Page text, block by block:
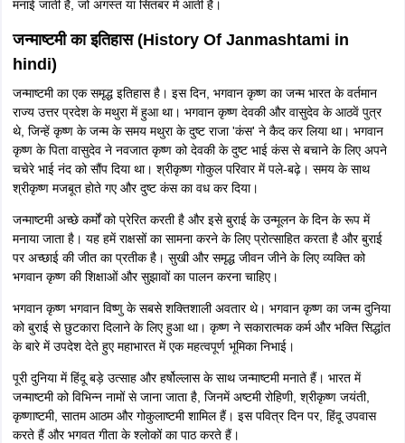
मनाई जाती है, जो अगस्त या सितंबर में आती है।
जन्माष्टमी का इतिहास (History Of Janmashtami in
hindi)
जन्माष्टमी का एक समृद्ध इतिहास है। इस दिन, भगवान कृष्ण का जन्म भारत के वर्तमान
राज्य उत्तर प्रदेश के मथुरा में हुआ था। भगवान कृष्ण देवकी और वासुदेव के आठवें पुत्र
थे, जिन्हें कृष्ण के जन्म के समय मथुरा के दुष्ट राजा 'कंस' ने कैद कर लिया था। भगवान
कृष्ण के पिता वासुदेव ने नवजात कृष्ण को देवकी के दुष्ट भाई कंस से बचाने के लिए अपने
चचेरे भाई नंद को सौंप दिया था। श्रीकृष्ण गोकुल परिवार में पले-बढ़े। समय के साथ
श्रीकृष्ण मजबूत होते गए और दुष्ट कंस का वध कर दिया।
जन्माष्टमी अच्छे कर्मों को प्रेरित करती है और इसे बुराई के उन्मूलन के दिन के रूप में
मनाया जाता है। यह हमें राक्षसों का सामना करने के लिए प्रोत्साहित करता है और बुराई
पर अच्छाई की जीत का प्रतीक है। सुखी और समृद्ध जीवन जीने के लिए व्यक्ति को
भगवान कृष्ण की शिक्षाओं और सुझावों का पालन करना चाहिए।
भगवान कृष्ण भगवान विष्णु के सबसे शक्तिशाली अवतार थे। भगवान कृष्ण का जन्म दुनिया
को बुराई से छुटकारा दिलाने के लिए हुआ था। कृष्ण ने सकारात्मक कर्म और भक्ति सिद्धांत
के बारे में उपदेश देते हुए महाभारत में एक महत्वपूर्ण भूमिका निभाई।
पूरी दुनिया में हिंदू बड़े उत्साह और हर्षोल्लास के साथ जन्माष्टमी मनाते हैं। भारत में
जन्माष्टमी को विभिन्न नामों से जाना जाता है, जिनमें अष्टमी रोहिणी, श्रीकृष्ण जयंती,
कृष्णाष्टमी, सातम आठम और गोकुलाष्टमी शामिल हैं। इस पवित्र दिन पर, हिंदू उपवास
करते हैं और भगवत गीता के श्लोकों का पाठ करते हैं।